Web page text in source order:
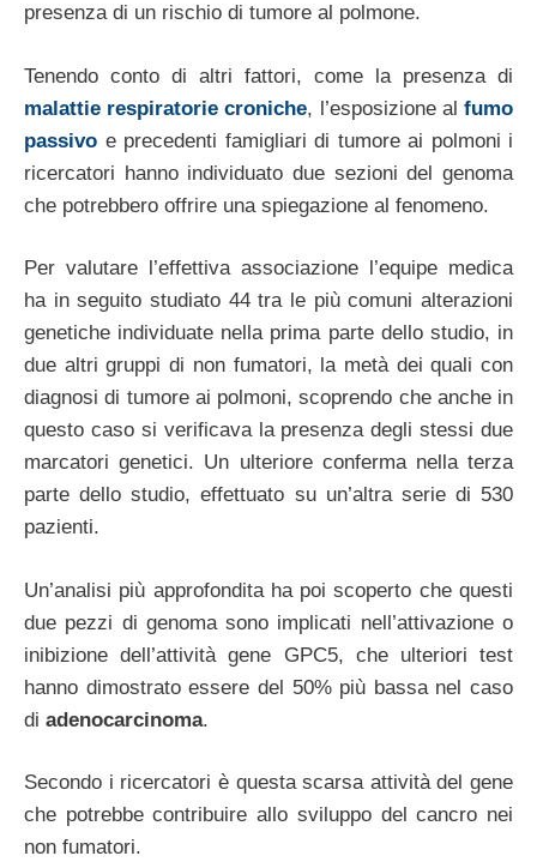
presenza di un rischio di tumore al polmone.
Tenendo conto di altri fattori, come la presenza di
malattie respiratorie croniche, l’esposizione alfumo
passivo e precedenti famigliari di tumore ai polmoni i
ricercatori hanno individuato due sezioni del genoma
che potrebbero offrire una spiegazione al fenomeno.
Per valutare l’effettiva associazione l’equipe medica
ha in seguito studiato 44 tra le più comuni alterazioni
genetiche individuate nella prima parte dello studio, in
due altri gruppi di non fumatori, la metà dei quali con
diagnosi di tumore ai polmoni, scoprendo che anche in
questo caso si verificava la presenza degli stessi due
marcatori genetici. Un ulteriore conferma nella terza
parte dello studio, effettuato su un’altra serie di 530
pazienti.
Un’analisi più approfondita ha poi scoperto che questi
due pezzi di genoma sono implicati nell’attivazione o
inibizione dell’attività gene GPC5, che ulteriori test
hanno dimostrato essere del 50% più bassa nel caso
di adenocarcinoma.
Secondo i ricercatori è questa scarsa attività del gene
che potrebbe contribuire allo sviluppo del cancro nei
non fumatori.